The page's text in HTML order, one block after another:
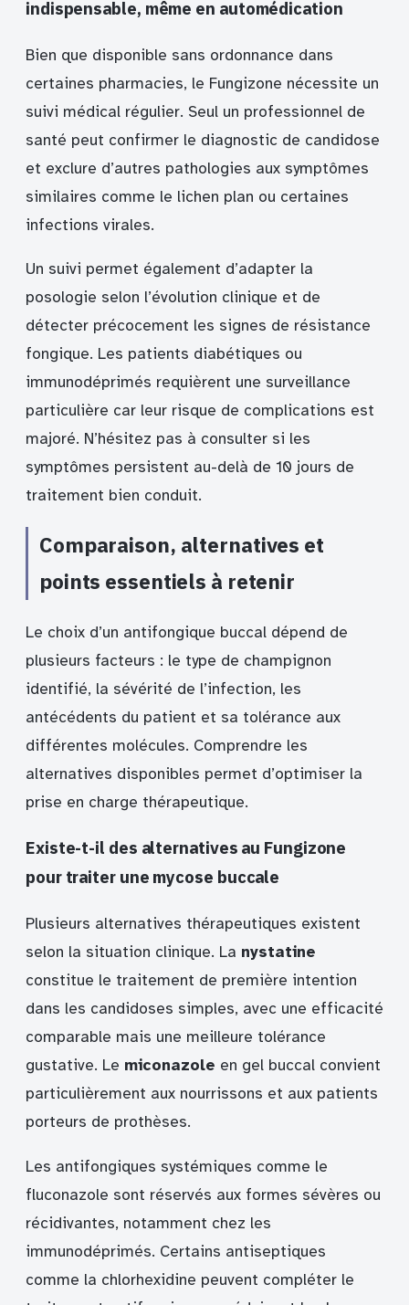
indispensable, même en automédication
Bien que disponible sans ordonnance dans
certaines pharmacies, le Fungizone nécessite un
suivi médical régulier. Seul un professionnel de
santé peut confirmer le diagnostic de candidose
et exclure d’autres pathologies aux symptômes
similaires comme le lichen plan ou certaines
infections virales.
Un suivi permet également d’adapter la
posologie selon l’évolution clinique et de
détecter précocement les signes de résistance
fongique. Les patients diabétiques ou
immunodéprimés requièrent une surveillance
particulière car leur risque de complications est
majoré. N’hésitez pas à consulter si les
symptômes persistent au-delà de 10 jours de
traitement bien conduit.
Comparaison, alternatives et
points essentiels à retenir
Le choix d’un antifongique buccal dépend de
plusieurs facteurs : le type de champignon
identifié, la sévérité de l’infection, les
antécédents du patient et sa tolérance aux
différentes molécules. Comprendre les
alternatives disponibles permet d’optimiser la
prise en charge thérapeutique.
Existe-t-il des alternatives au Fungizone
pour traiter une mycose buccale
Plusieurs alternatives thérapeutiques existent
selon la situation clinique. La nystatine
constitue le traitement de première intention
dans les candidoses simples, avec une efficacité
comparable mais une meilleure tolérance
gustative. Le miconazole en gel buccal convient
particulièrement aux nourrissons et aux patients
porteurs de prothèses.
Les antifongiques systémiques comme le
fluconazole sont réservés aux formes sévères ou
récidivantes, notamment chez les
immunodéprimés. Certains antiseptiques
comme la chlorhexidine peuvent compléter le